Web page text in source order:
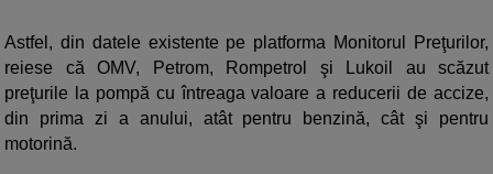
Astfel, din datele existente pe platforma Monitorul Preţurilor,
reiese că OMV, Petrom, Rompetrol şi Lukoil au scăzut
preţurile la pompă cu întreaga valoare a reducerii de accize,
din prima zi a anului, atât pentru benzină, cât şi pentru
motorină.